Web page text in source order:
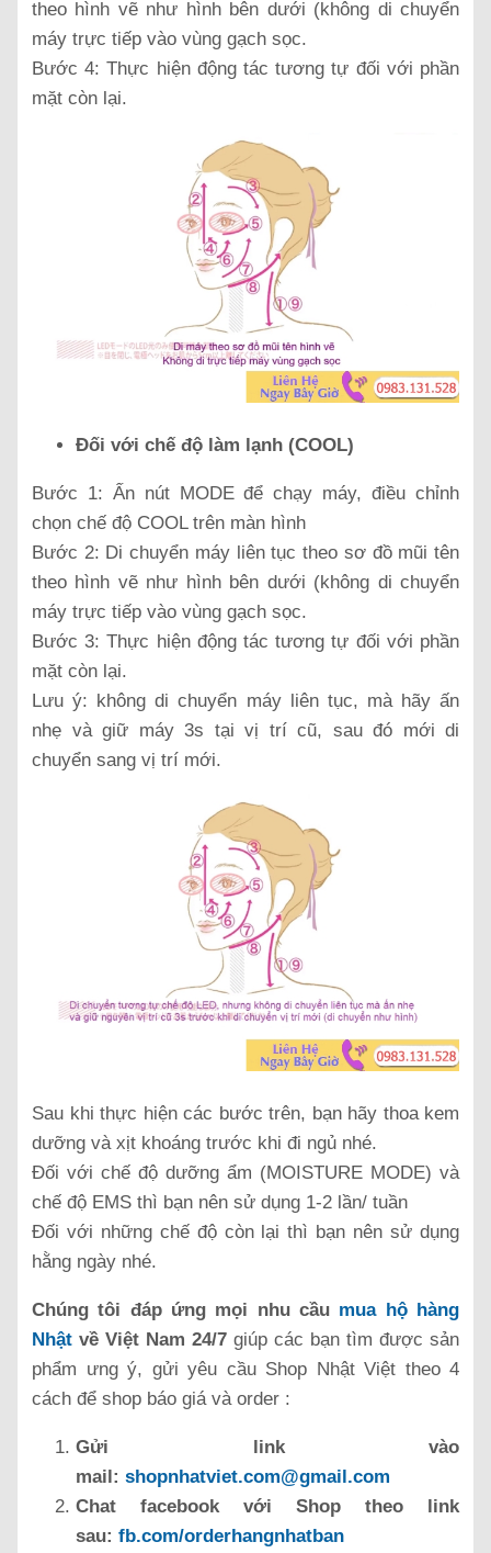
theo hình vẽ như hình bên dưới (không di chuyển
máy trực tiếp vào vùng gạch sọc.
Bước 4: Thực hiện động tác tương tự đối với phần
mặt còn lại.
Đối với chế độ làm lạnh (COOL)
Bước 1: Ấn nút MODE để chạy máy, điều chỉnh
chọn chế độ COOL trên màn hình
Bước 2: Di chuyển máy liên tục theo sơ đồ mũi tên
theo hình vẽ như hình bên dưới (không di chuyển
máy trực tiếp vào vùng gạch sọc.
Bước 3: Thực hiện động tác tương tự đối với phần
mặt còn lại.
Lưu ý: không di chuyển máy liên tục, mà hãy ấn
nhẹ và giữ máy 3s tại vị trí cũ, sau đó mới di
chuyển sang vị trí mới.
Sau khi thực hiện các bước trên, bạn hãy thoa kem
dưỡng và xịt khoáng trước khi đi ngủ nhé.
Đối với chế độ dưỡng ẩm (MOISTURE MODE) và
chế độ EMS thì bạn nên sử dụng 1-2 lần/ tuần
Đối với những chế độ còn lại thì bạn nên sử dụng
hằng ngày nhé.
Chúng tôi đáp ứng mọi nhu cầu mua hộ hàng
Nhật về Việt Nam 24/7 giúp các bạn tìm được sản
phẩm ưng ý, gửi yêu cầu Shop Nhật Việt theo 4
cách để shop báo giá và order :
Gửi link vào
mail: shopnhatviet.com@gmail.com
Chat facebook với Shop theo link
sau: fb.com/orderhangnhatban